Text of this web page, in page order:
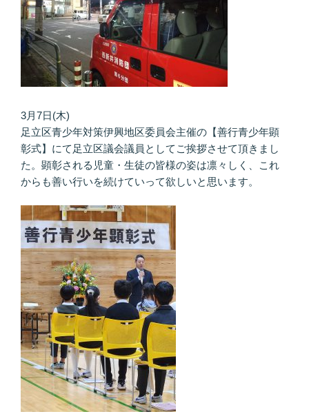
3月7日(木)
足立区青少年対策伊興地区委員会主催の【善行青少年顕
彰式】にて足立区議会議員としてご挨拶させて頂きまし
た。顕彰される児童・生徒の皆様の姿は凛々しく、これ
からも善い行いを続けていって欲しいと思います。